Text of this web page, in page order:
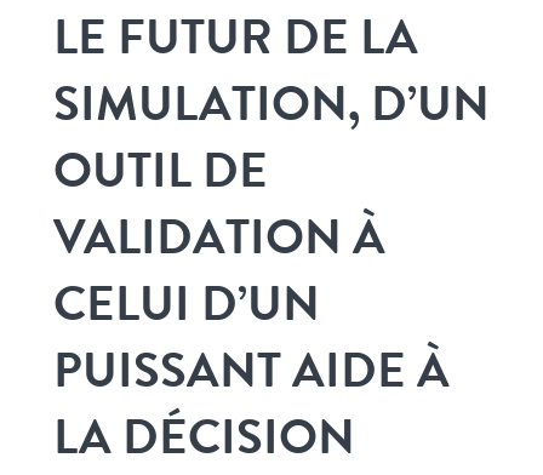
LE FUTUR DE LA
SIMULATION, D’UN
OUTIL DE
VALIDATION À
CELUI D’UN
PUISSANT AIDE À
LA DÉCISION